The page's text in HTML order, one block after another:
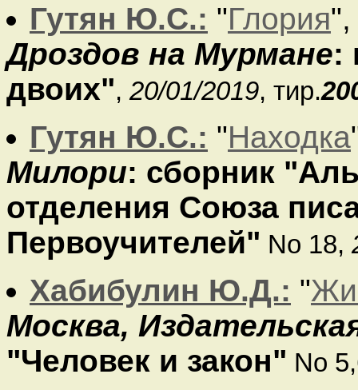
Гутян Ю.С.: "Глория
Дроздов на Мурмане:
двоих", 20/01/2019, тир.
Гутян Ю.С.: "Находка
Милори: сборник
отделения Союза
Первоучителей" No 18,
Хабибулин Ю.Д.: "
Москва,
"Человек и закон" No